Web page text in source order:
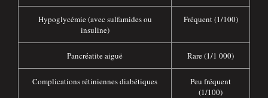
Hypoglycémie (avec sulfamides ou
insuline)
Fréquent (1/100)
Pancréatite aiguë Rare (1/1 000)
Complications rétiniennes diabétiques
Peu fréquent
(1/100)